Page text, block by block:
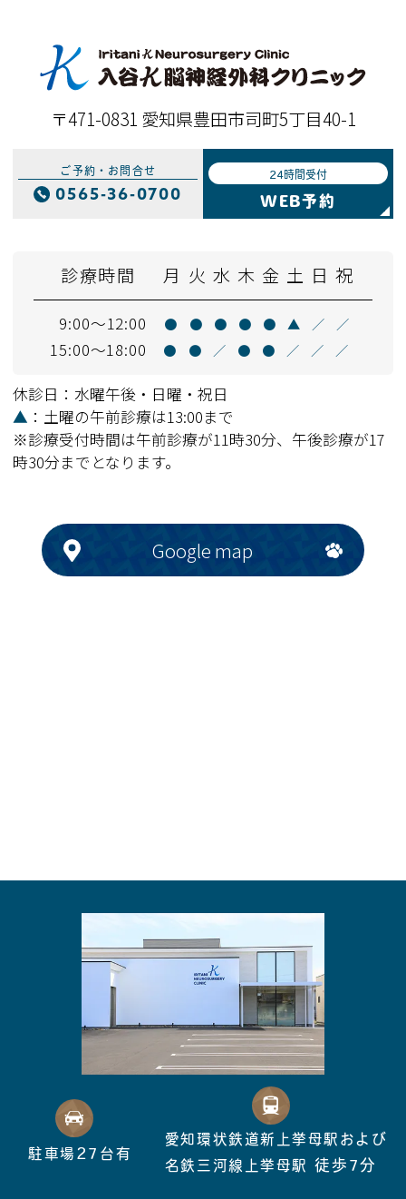
〒471-0831 愛知県豊田市司町5丁目40-1
ご予約・お問合せ
0565-36-0700
24時間受付
WEB予約
診療時間 月 火 水 木 金 土 日 祝
9:00～12:00 ● ● ● ● ● ▲ ／ ／
15:00～18:00 ● ● ／ ● ● ／ ／ ／
休診日：水曜午後・日曜・祝日
▲ ：土曜の午前診療は13:00まで
※診療受付時間は午前診療が11時30分、午後診療が17
時30分までとなります。
Google map
駐車場 27 台有
愛知環状鉄道新上挙母駅および
名鉄三河線上挙母駅徒歩7分